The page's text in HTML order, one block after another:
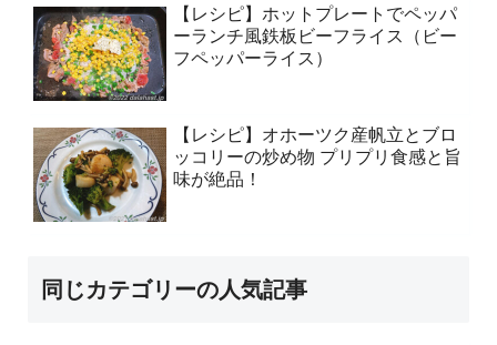
【レシピ】ホットプレートでペッパ
ーランチ風鉄板ビーフライス（ビー
フペッパーライス）
【レシピ】オホーツク産帆立とブロ
ッコリーの炒め物 プリプリ食感と旨
味が絶品！
同じカテゴリーの人気記事